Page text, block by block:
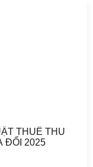
THUẾ THU
ĐỔI 2025